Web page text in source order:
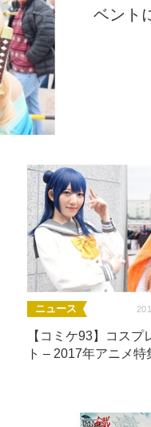
ベント
ニュース
【コミケ93】コスプ
ト – 2017年アニメ特